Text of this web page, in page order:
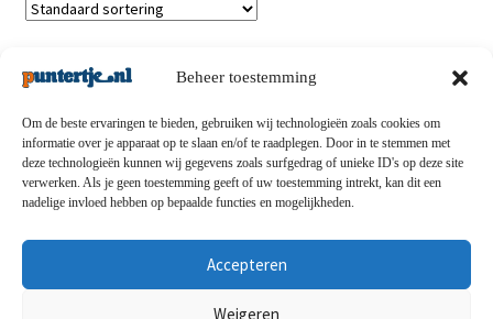
Beheer toestemming
Om de beste ervaringen te bieden, gebruiken wij technologieën zoals cookies om
informatie over je apparaat op te slaan en/of te raadplegen. Door in te stemmen met
deze technologieën kunnen wij gegevens zoals surfgedrag of unieke ID's op deze site
verwerken. Als je geen toestemming geeft of uw toestemming intrekt, kan dit een
nadelige invloed hebben op bepaalde functies en mogelijkheden.
Accepteren
Weigeren
Privacybeleid-Verzending en retouren-Algemene
voorwaarden-Disclaimert-Betaalmethoden-Over ons